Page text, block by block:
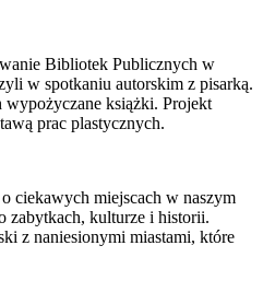
Bibliotek Publicznych w
w spotkaniu autorskim z pisarką.
książki. Projekt
prac plastycznych.
ciekawych miejscach w naszym
zabytkach, kulturze i historii.
z naniesionymi miastami, które